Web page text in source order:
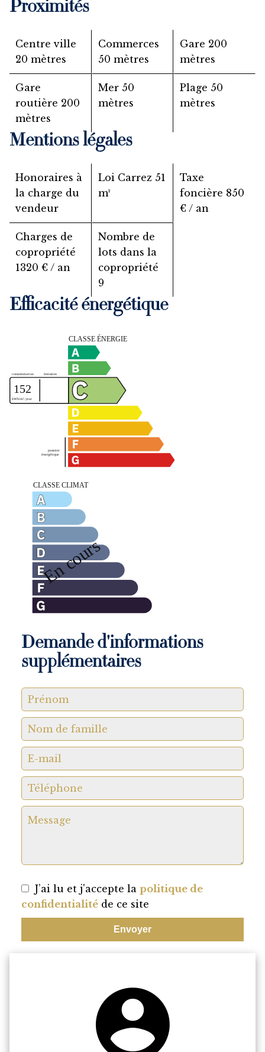
Proximités
Centre ville
20 mètres
Commerces
50 mètres
Gare 200
mètres
Gare
routière 200
mètres
Mer 50
mètres
Plage 50
mètres
Mentions légales
Honoraires à
la charge du
vendeur
Loi Carrez 51
m²
Taxe
foncière 850
€ / an
Charges de
copropriété
1320 € / an
Nombre de
lots dans la
copropriété
9
Efficacité énergétique
Demande d'informations
supplémentaires
J’ai lu et j'accepte la politique de
confidentialité de ce site
Envoyer